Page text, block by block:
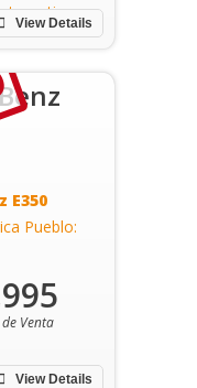
View Details
E350
Pueblo:
View Details
Venta